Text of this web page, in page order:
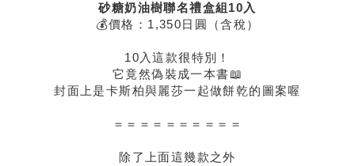
砂糖奶油樹聯名禮盒組10入
💰價格：1,350日圓（含稅）
10入這款很特別！
它竟然偽裝成一本書📖
封面上是卡斯柏與麗莎一起做餅乾的圖案喔
＝＝＝＝＝＝＝＝＝＝
除了上面這幾款之外